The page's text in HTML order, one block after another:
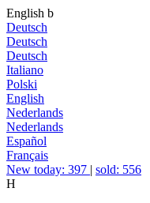
English b
Deutsch
Deutsch
Deutsch
Italiano
Polski
English
Nederlands
Nederlands
Español
Français
New today: 397 | sold: 556
H